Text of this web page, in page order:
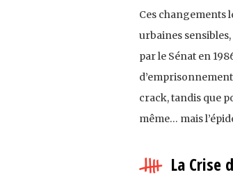
Ces changements
urbaines
par le Sénat en
crack, tandis que
même… mais
La Crise